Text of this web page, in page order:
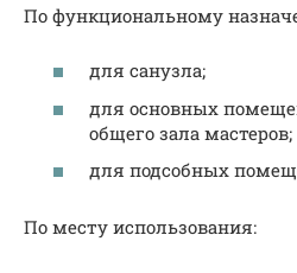
По функциональному
для санузла;
для основных
общего зала мастеров;
для подсобных
По месту использования: